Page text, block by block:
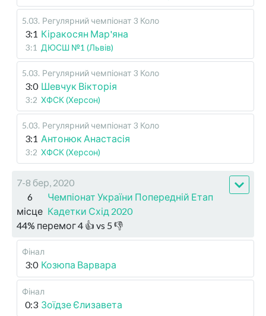
5.03. Регулярний чемпіонат 3 Коло
3:1 Кіракосян Мар'яна
3:1 ДЮСШ №1 (Львів)
5.03. Регулярний чемпіонат 3 Коло
3:0 Шевчук Вікторія
3:2 ХФСК (Херсон)
5.03. Регулярний чемпіонат 3 Коло
3:1 Антонюк Анастасія
3:2 ХФСК (Херсон)
7-8 бер, 2020
6
місце
Чемпіонат України Попередній Етап
Кадетки Схід 2020
44% перемог4 👍 vs 5 👎
Фінал
3:0 Козюпа Варвара
Фінал
0:3 Зоїдзе Єлизавета